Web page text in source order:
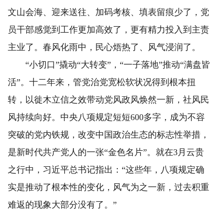
文山会海、迎来送往、加码考核、填表留痕少了，党
员干部感觉到工作更加高效了，更有精力投入到主责
主业了。春风化雨中，民心焐热了、风气浸润了。
“小切口”撬动“大转变”，“一子落地”推动“满盘皆
活”。十二年来，管党治党宽松软状况得到根本扭
转，以徙木立信之效带动党风政风焕然一新，社风民
风持续向好。中央八项规定短短600多字，成为不容
突破的党内铁规，改变中国政治生态的标志性举措，
是新时代共产党人的一张“金色名片”。就在3月云贵
之行中，习近平总书记指出：“这些年，八项规定确
实是推动了根本性的变化，风气为之一新，过去积重
难返的现象大部分没有了。”